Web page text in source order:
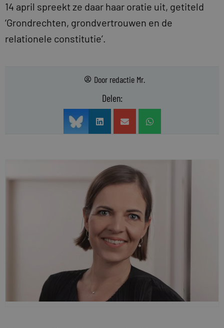
14 april spreekt ze daar haar oratie uit, getiteld
‘Grondrechten, grondvertrouwen en de
relationele constitutie’.
Door redactie Mr.
Delen: